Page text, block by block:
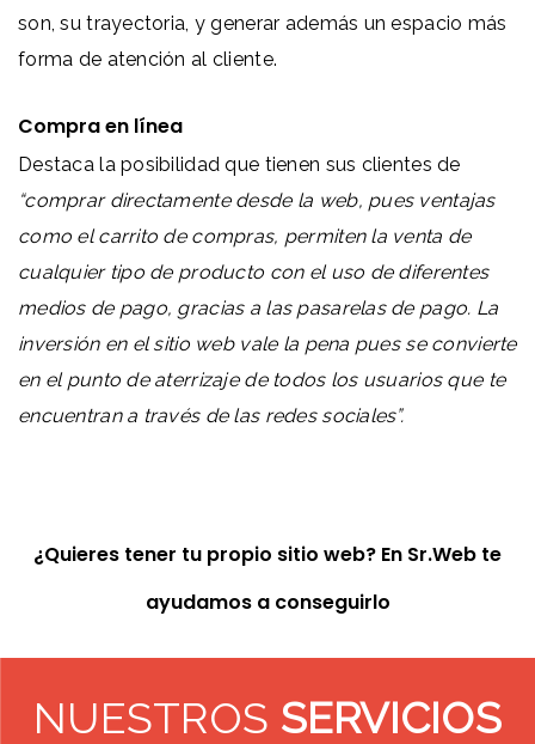
son, su trayectoria, y generar además un espacio más
forma de atención al cliente.
Compra en línea
Destaca la posibilidad que tienen sus clientes de
“comprar directamente desde la web, pues ventajas
como el carrito de compras, permiten la venta de
cualquier tipo de producto con el uso de diferentes
medios de pago, gracias a las pasarelas de pago. La
inversión en el sitio web vale la pena pues se convierte
en el punto de aterrizaje de todos los usuarios que te
encuentran a través de las redes sociales”.
¿Quieres tener tu propio sitio web? En Sr.Web te
ayudamos a conseguirlo
NUESTROS SERVICIOS